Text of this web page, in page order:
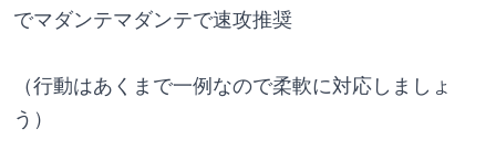
でマダンテマダンテで速攻推奨
（行動はあくまで一例なので柔軟に対応しましょ
う）